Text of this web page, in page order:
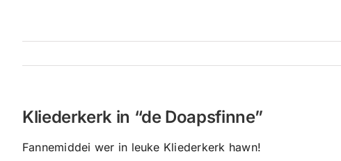
Kliederkerk in “de Doapsfinne”
Fannemiddei wer in leuke Kliederkerk hawn!